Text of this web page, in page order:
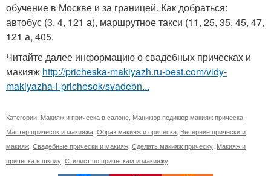
обучение в Москве и за границей. Как добраться:
автобус (3, 4, 121 а), маршрутное такси (11, 25, 35, 45, 47,
121 а, 405.
Читайте далее информацию о свадебных прическах и
макияж http://pricheska-makiyazh.ru-best.com/vidy-
makiyazha-i-prichesok/svadebn...
Категории: Макияж и прическа в салоне, Маникюр педикюр макияж прическа,
Мастер причесок и макияжа, Образ макияж и прическа, Вечерние прически и
макияж, Свадебные прически и макияж, Сделать макияж прическу, Макияж и
прическа в школу, Стилист по прическам и макияжу